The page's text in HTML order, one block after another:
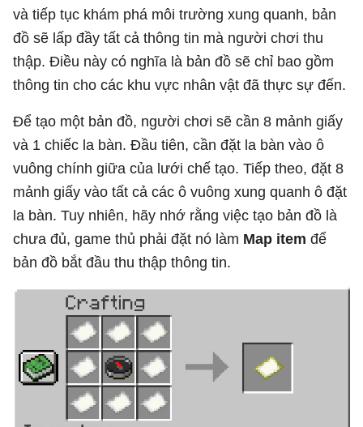
và tiếp tục khám phá môi trường xung quanh, bản
đồ sẽ lấp đầy tất cả thông tin mà người chơi thu
thập. Điều này có nghĩa là bản đồ sẽ chỉ bao gồm
thông tin cho các khu vực nhân vật đã thực sự đến.
Để tạo một bản đồ, người chơi sẽ cần 8 mảnh giấy
và 1 chiếc la bàn. Đầu tiên, cần đặt la bàn vào ô
vuông chính giữa của lưới chế tạo. Tiếp theo, đặt 8
mảnh giấy vào tất cả các ô vuông xung quanh ô đặt
la bàn. Tuy nhiên, hãy nhớ rằng việc tạo bản đồ là
chưa đủ, game thủ phải đặt nó làm Map item để
bản đồ bắt đầu thu thập thông tin.